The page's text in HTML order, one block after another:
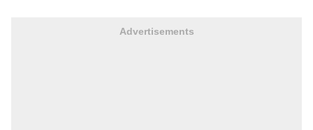
Advertisements